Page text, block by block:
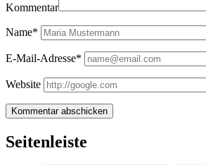
Kommentar
Name*
E-Mail-Adresse*
Website
Seitenleiste